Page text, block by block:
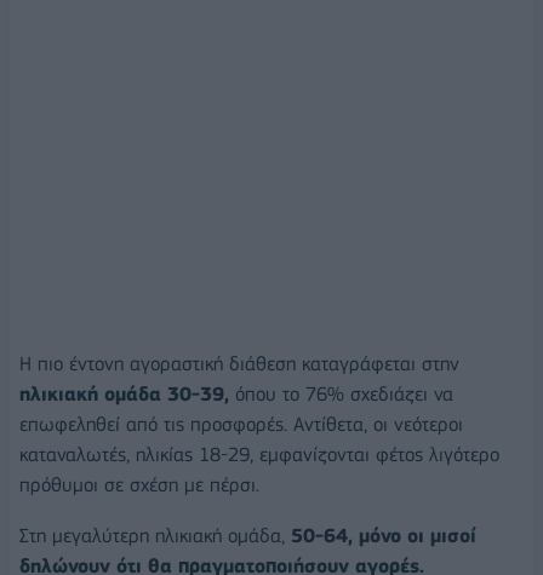
Η πιο έντονη αγοραστική διάθεση καταγράφεται στην
ηλικιακή ομάδα 30-39, όπου το 76% σχεδιάζει να
επωφεληθεί από τις προσφορές. Αντίθετα, οι νεότεροι
καταναλωτές, ηλικίας 18-29, εμφανίζονται φέτος λιγότερο
πρόθυμοι σε σχέση με πέρσι.
Στη μεγαλύτερη ηλικιακή ομάδα, 50-64, μόνο οι μισοί
δηλώνουν ότι θα πραγματοποιήσουν αγορές.